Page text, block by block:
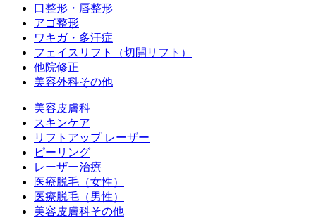
口整形・唇整形
アゴ整形
ワキガ・多汗症
フェイスリフト（切開リフト）
他院修正
美容外科その他
美容皮膚科
スキンケア
リフトアップ レーザー
ピーリング
レーザー治療
医療脱毛（女性）
医療脱毛（男性）
美容皮膚科その他